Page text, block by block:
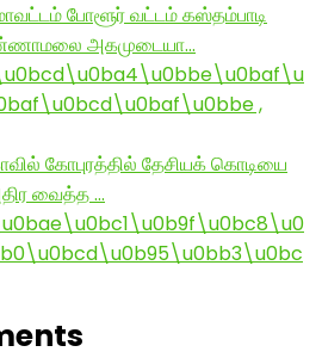
போளூர் வட்டம் கஸ்தம்பாடி
அகமுடையா…
,
கோபுரத்தில் தேசியக் கொடியை
வைத்த …